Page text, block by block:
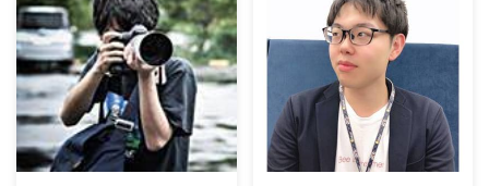
ャリア系・料理系。これまでもジ
ャンルを問わず様々な執筆を経
験。記事作成はもちろん、編集や
キーワード選定、SEO対策、ペル
ソナ設定なども可能。 ライター
の他、デザイナーや動画編集、マ
ーケターとしても活動中。将来は
ブランディング事業・カフェ事業